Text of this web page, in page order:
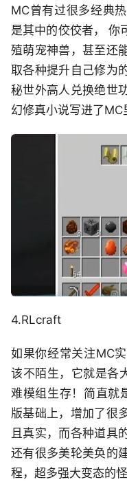
MC曾有过很多经典
是其中的佼佼者 ， 你
殖萌宠神兽，甚至还
取各种提升自己修为
秘世外高人兑换绝世
幻修真小说写进了MC
4.RLcraft
如果你经常关注MC
该不陌生，它就是各
难模组生存！简直就
版基础上，增加了很
且真实，而各种道具
还有很多美轮美奂的
程，超多强大变态的